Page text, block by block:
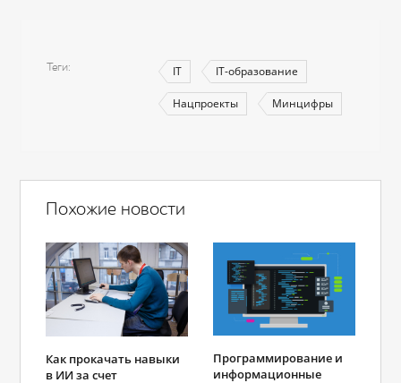
Теги IT IT-образование
Нацпроекты Минцифры
Похожие новости
Как прокачать навыки
в ИИ за счет
Программирование и
информационные